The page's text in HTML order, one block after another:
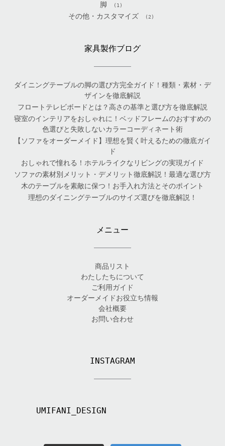
脚 (1)
その他・カスタマイズ (2)
家具製作ブログ
ダイニングテーブルの脚の選び方完全ガイド！種類・素材・デ
ザインを徹底解説
フロートテレビボードとは？高さの基準と選び方を徹底解説
寝室のインテリアをおしゃれに！ベッドフレームのおすすめの
色選びと失敗しないカラーコーディネート術
【ソファをオーダーメイド】理想を賢く叶えるための徹底ガイ
ド
おしゃれで憧れる！ホテルライクなリビングの実現ガイド
ソファの素材別メリット・デメリット徹底解説！最適な選び方
木のテーブルを素敵に保つ！お手入れ方法とそのポイント
理想のダイニングテーブルのサイズ選びを徹底解説！
メニュー
商品リスト
わたしたちについて
ご利用ガイド
オーダーメイドお役立ち情報
会社概要
お問い合わせ
INSTAGRAM
UMIFANI_DESIGN